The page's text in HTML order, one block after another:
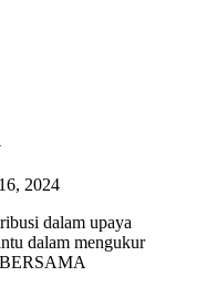
2024
dalam upaya
dalam mengukur
BERSAMA